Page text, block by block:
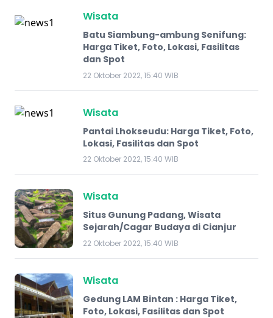
Wisata
Batu Siambung-ambung Senifung:
Harga Tiket, Foto, Lokasi, Fasilitas
dan Spot
22 Oktober 2022, 15:40 WIB
Wisata
Pantai Lhokseudu: Harga Tiket, Foto,
Lokasi, Fasilitas dan Spot
22 Oktober 2022, 15:40 WIB
Wisata
Situs Gunung Padang, Wisata
Sejarah/Cagar Budaya di Cianjur
22 Oktober 2022, 15:40 WIB
Wisata
​Gedung LAM Bintan : Harga Tiket,
Foto, Lokasi, Fasilitas dan Spot